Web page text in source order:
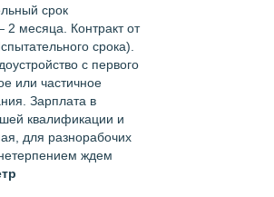
срок
месяца. Контракт от
срока).
с первого
или частичное
Зарплата в
квалификации и
для разнорабочих
ждем